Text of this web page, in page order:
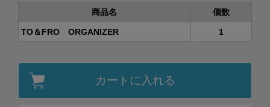
カートに入れる
商品名 個数
TO＆FRO ORGANIZER 1